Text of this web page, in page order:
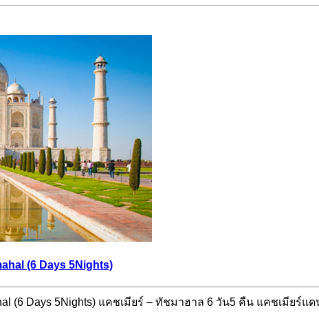
(6 Days 5Nights)
(6 Days 5Nights) แคชเมียร์ – ทัชมาฮาล 6 วัน5 คืน แคชเมีย